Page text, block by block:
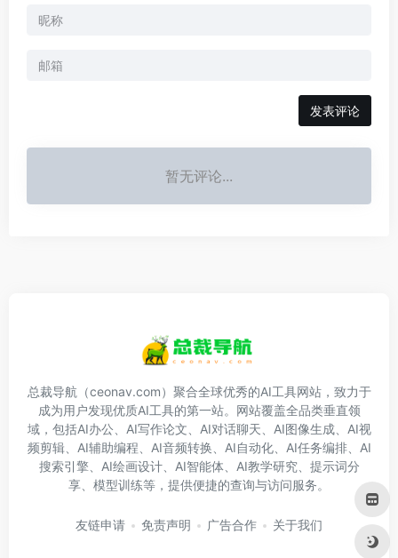
发表评论
暂无评论...
总裁导航（ceonav.com）聚合全球优秀的AI工具网站，致力于
成为用户发现优质AI工具的第一站。网站覆盖全品类垂直领
域，包括AI办公、AI写作论文、AI对话聊天、AI图像生成、AI视
频剪辑、AI辅助编程、AI音频转换、AI自动化、AI任务编排、AI
搜索引擎、AI绘画设计、AI智能体、AI教学研究、提示词分
享、模型训练等，提供便捷的查询与访问服务。
友链申请 免责声明 广告合作 关于我们